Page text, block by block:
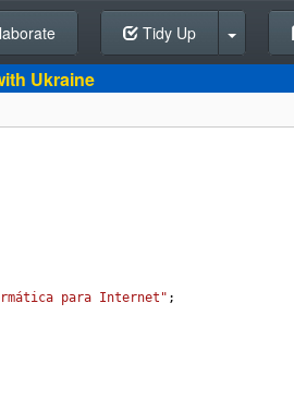
Editor Tidy Up
Ukraine
para Internet" ;